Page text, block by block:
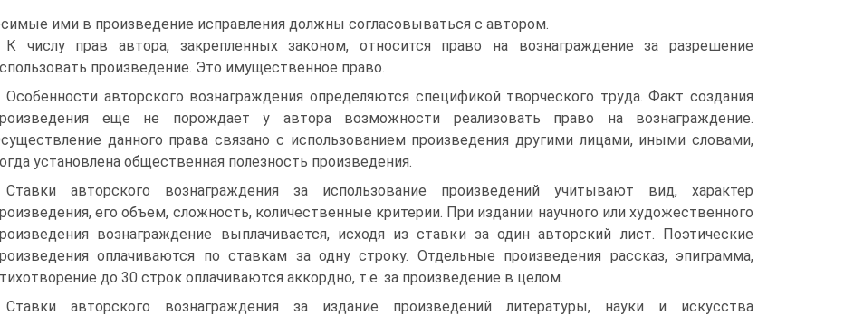
ими в произведение исправления должны согласовываться с автором.
К числу прав автора, закрепленных законом, относится право на вознаграждение за разрешение
произведение. Это имущественное право.
Особенности авторского вознаграждения определяются спецификой творческого труда. Факт создания
еще не порождает у автора возможности реализовать право на вознаграждение.
данного права связано с использованием произведения другими лицами, иными словами,
установлена общественная полезность произведения.
Ставки авторского вознаграждения за использование произведений учитывают вид, характер
его объем, сложность, количественные критерии. При издании научного или художественного
вознаграждение выплачивается, исходя из ставки за один авторский лист. Поэтические
оплачиваются по ставкам за одну строку. Отдельные произведения рассказ, эпиграмма,
до 30 строк оплачиваются аккордно, т.е. за произведение в целом.
Ставки авторского вознаграждения за издание произведений литературы, науки и искусства